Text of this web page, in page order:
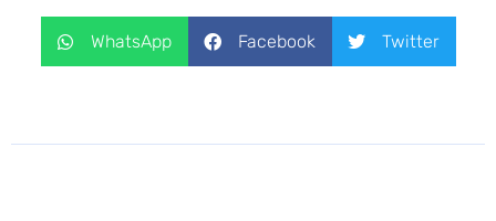
WhatsApp Facebook Twitter